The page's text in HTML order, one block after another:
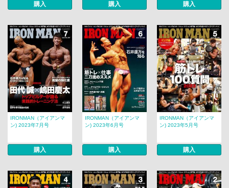
購入 購入 購入
IRONMAN（アイアンマ
ン) 2023年7月号
購入
IRONMAN（アイアンマ
ン) 2023年6月号
購入
IRONMAN（アイアンマ
ン) 2023年5月号
購入